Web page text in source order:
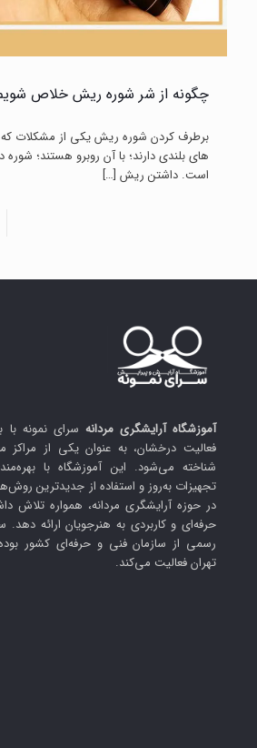
چگونه از شر شوره ریش خلاص
برطرف کردن شوره ریش یکی از مشکلات
های بلندی دارند؛ با آن روبرو هستند؛
است. داشتن ریش […]
آموزشگاه آرایشگری مردانه سرای نمونه
فعالیت درخشان، به عنوان یکی از مراکز
شناخته می‌شود. این آموزشگاه با
تجهیزات به‌روز و استفاده از جدیدترین
در حوزه آرایشگری مردانه، همواره تلاش
حرفه‌ای و کاربردی به هنرجویان ارائه دهد.
رسمی از سازمان فنی و حرفه‌ای کشور
تهران فعالیت می‌کند.